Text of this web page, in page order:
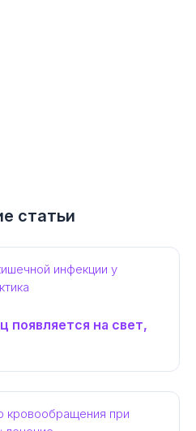
статьи
появляется на свет,